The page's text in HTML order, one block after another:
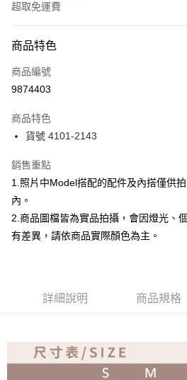
超取免運費
信用卡一次付款
超商取貨付款
ATM付款
運送方式
全家取貨付款
付款後全家取貨
免運費
商品特色
商品編號
9874403
商品特色
貨號 4101-2143
銷售重點
1.照片中Model搭配的配件及內搭僅供
內。
2.商品圖檔皆為實品拍攝，會因燈光、
有差異，請依商品實際顏色為主。
詳細說明 商品規格